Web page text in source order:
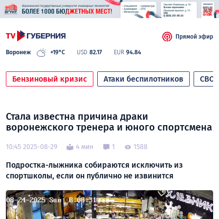
Воронеж +19°C USD 82.17 EUR 94.84
Прямой эфир
Бензиновый кризис Атаки беспилотников СВО
Стала известна причина драки
воронежского тренера и юного спортсмена
10:45 2025-08-29 4 мин 1 1588
Подростка-лыжника собираются исключить из
спортшколы, если он публично не извинится